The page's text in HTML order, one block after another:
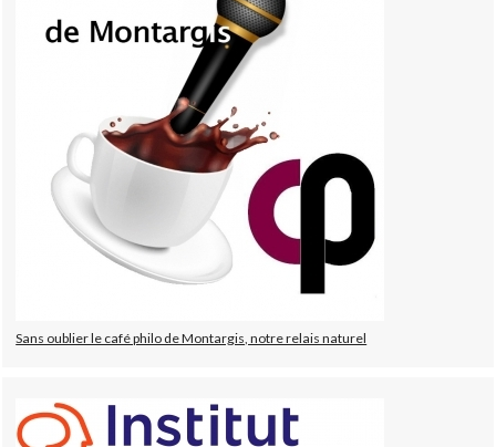
Sans oublier le café philo de Montargis, notre relais naturel